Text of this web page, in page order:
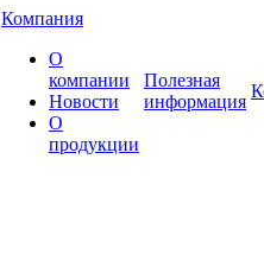
Компания
О
компании
Новости
О
продукции
Полезная
информация